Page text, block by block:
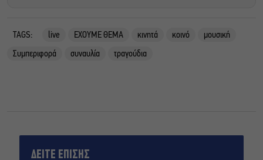
TAGS: live ΕΧΟΥΜΕ ΘΕΜΑ κινητά κοινό
μουσική
Συμπεριφορά
συναυλία τραγούδια
ΔΕΙΤΕ ΕΠΙΣΗΣ